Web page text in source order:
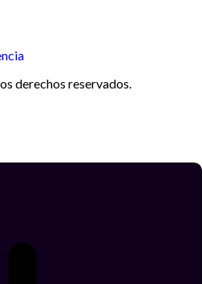
derechos reservados.